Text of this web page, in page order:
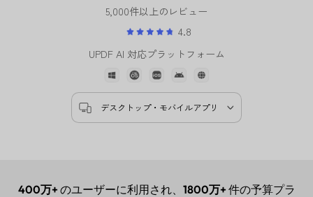
Powered by
5,000件以上のレビュー
4.8
UPDF AI 対応プラットフォーム
400万+ のユーザーに利用され、 1800万+ 件の予算プラ